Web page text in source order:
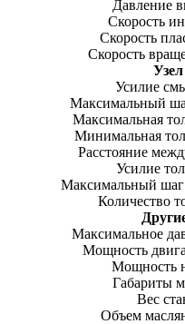
Давление
Скорость
Скорость
Скорость
Усилие
Максимальный
Максимальная
Минимальная
Расстояние
Усилие
Максимальный шаг
Количество
Максимальное
Мощность
Мощность
Габариты
Вес
Объем